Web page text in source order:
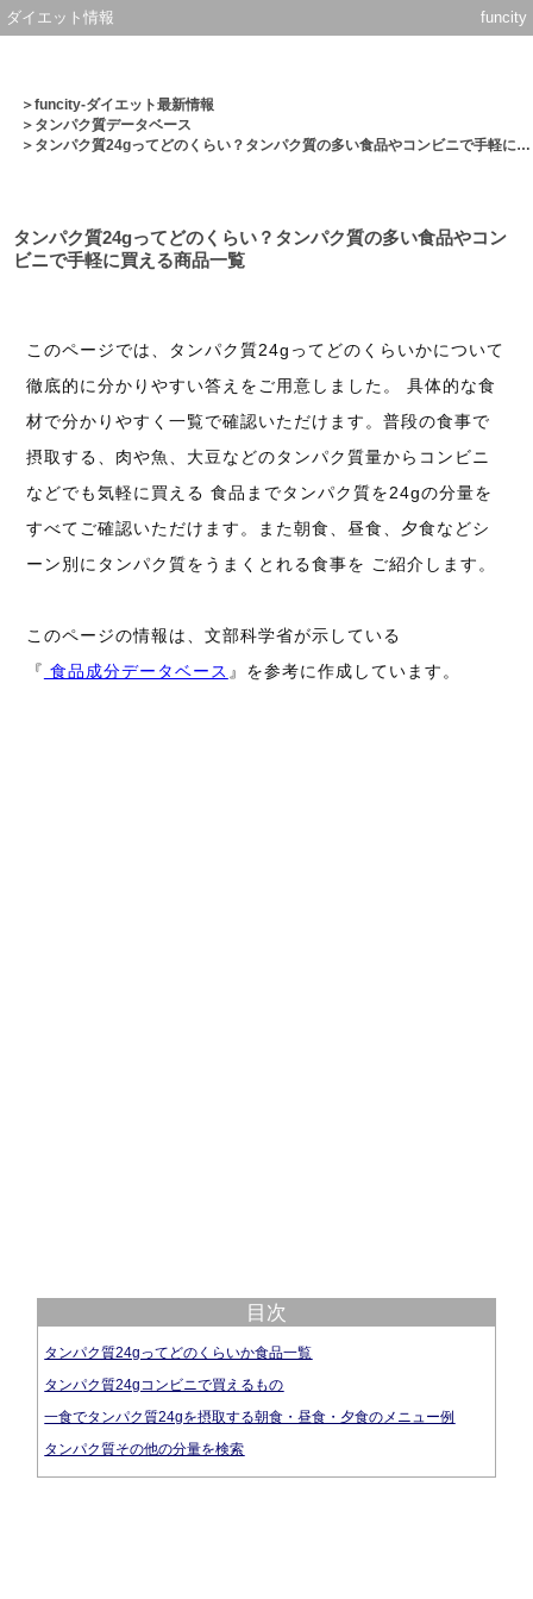
ダイエット情報 funcity
＞funcity-ダイエット最新情報
＞ タンパク質データベース
＞タンパク質24gってどのくらい？タンパク質の多い食品やコンビニで手軽に買える商品一覧
タンパク質24gってどのくらい？タンパク質の多い食品やコン
ビニで手軽に買える商品一覧
このページでは、タンパク質24gってどのくらいかについて
徹底的に分かりやすい答えをご用意しました。 具体的な食
材で分かりやすく一覧で確認いただけます。普段の食事で
摂取する、肉や魚、大豆などのタンパク質量からコンビニ
などでも気軽に買える 食品までタンパク質を24gの分量を
すべてご確認いただけます。また朝食、昼食、夕食などシ
ーン別にタンパク質をうまくとれる食事を ご紹介します。
このページの情報は、文部科学省が示している
『 食品成分データベース 』を参考に作成しています。
目次
タンパク質24gってどのくらいか食品一覧
タンパク質24gコンビニで買えるもの
一食でタンパク質24gを摂取する朝食・昼食・夕食のメニュー例
タンパク質その他の分量を検索